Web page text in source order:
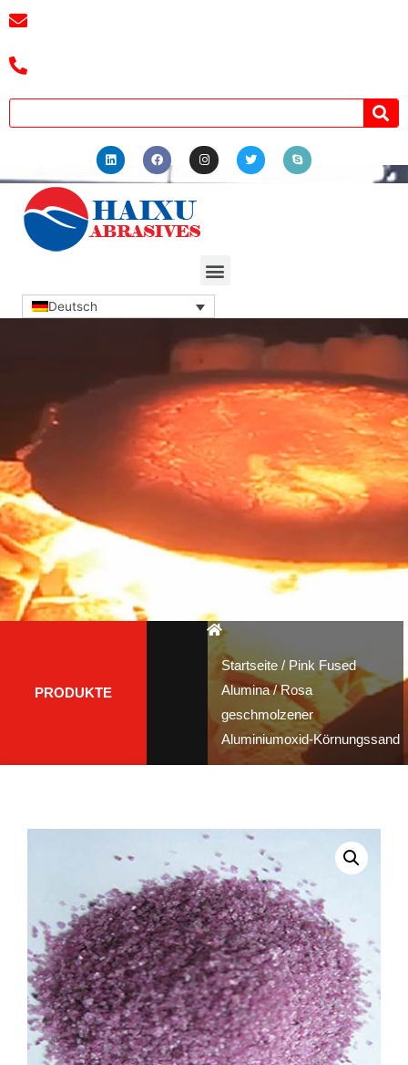
Deutsch
PRODUKTE
Startseite / Pink Fused
Alumina/ Rosa
geschmolzener
Aluminiumoxid-Körnungssand